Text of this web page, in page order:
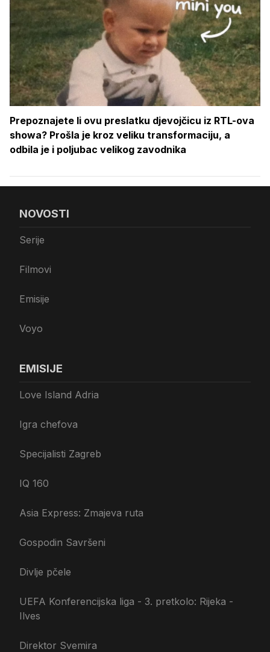
Prepoznajete li ovu preslatku djevojčicu iz RTL-ova
showa? Prošla je kroz veliku transformaciju, a
odbila je i poljubac velikog zavodnika
NOVOSTI
Serije
Filmovi
Emisije
Voyo
EMISIJE
Love Island Adria
Igra chefova
Specijalisti Zagreb
IQ 160
Asia Express: Zmajeva ruta
Gospodin Savršeni
Divlje pčele
UEFA Konferencijska liga - 3. pretkolo: Rijeka -
Ilves
Direktor Svemira